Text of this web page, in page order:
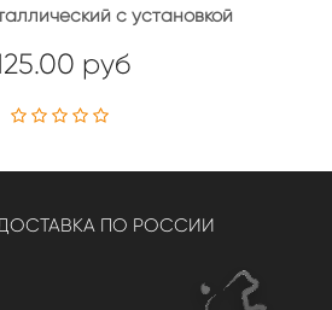
с установкой
руб
ПО РОССИИ